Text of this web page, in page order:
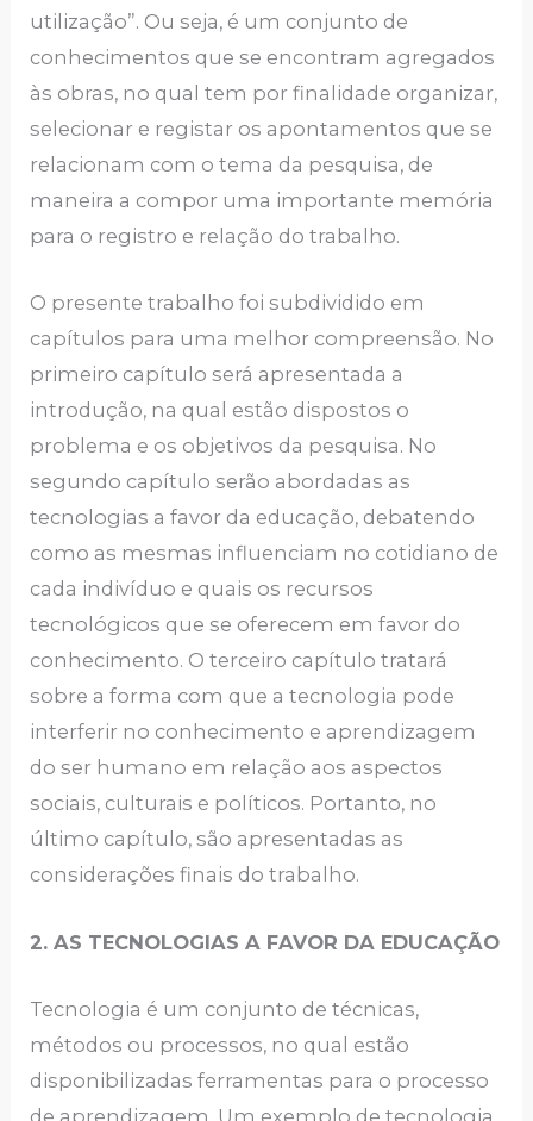
utilização”. Ou seja, é um conjunto de
conhecimentos que se encontram agregados
às obras, no qual tem por finalidade organizar,
selecionar e registar os apontamentos que se
relacionam com o tema da pesquisa, de
maneira a compor uma importante memória
para o registro e relação do trabalho.
O presente trabalho foi subdividido em
capítulos para uma melhor compreensão. No
primeiro capítulo será apresentada a
introdução, na qual estão dispostos o
problema e os objetivos da pesquisa. No
segundo capítulo serão abordadas as
tecnologias a favor da educação, debatendo
como as mesmas influenciam no cotidiano de
cada indivíduo e quais os recursos
tecnológicos que se oferecem em favor do
conhecimento. O terceiro capítulo tratará
sobre a forma com que a tecnologia pode
interferir no conhecimento e aprendizagem
do ser humano em relação aos aspectos
sociais, culturais e políticos. Portanto, no
último capítulo, são apresentadas as
considerações finais do trabalho.
2. AS TECNOLOGIAS A FAVOR DA EDUCAÇÃO
Tecnologia é um conjunto de técnicas,
métodos ou processos, no qual estão
disponibilizadas ferramentas para o processo
de aprendizagem. Um exemplo de tecnologia